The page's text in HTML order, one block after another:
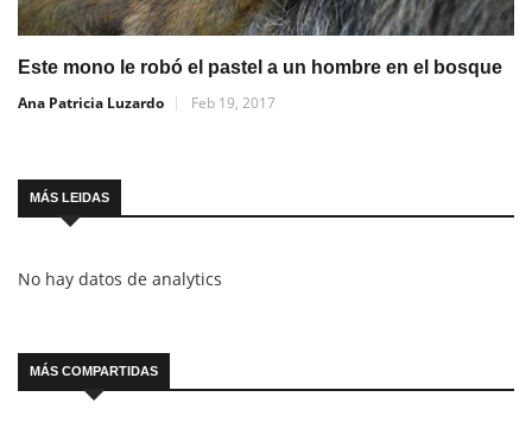
Este mono le robó el pastel a un hombre en el bosque
Ana Patricia Luzardo
Feb 19, 2017
MÁS LEIDAS
No hay datos de analytics
MÁS COMPARTIDAS